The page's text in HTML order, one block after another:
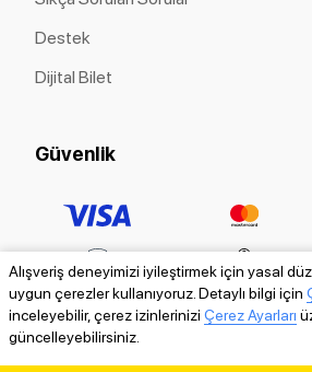
Alışveriş deneyimizi iyileştirmek için yasal
uygun çerezler kullanıyoruz. Detaylı bilgi için
inceleyebilir, çerez izinlerinizi Çerez Ayarları
güncelleyebilirsiniz.
Destek
Dijital Bilet
Güvenlik